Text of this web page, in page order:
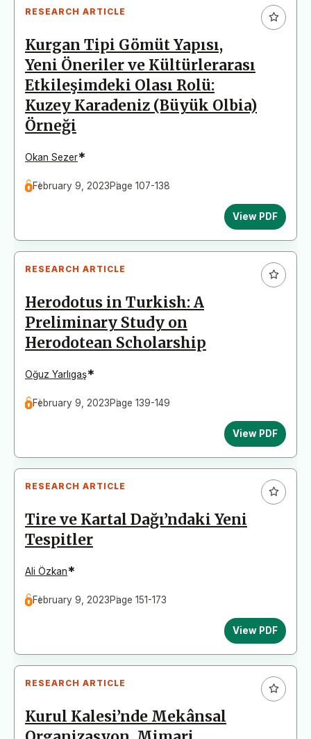
RESEARCH ARTICLE
Kurgan Tipi Gömüt Yapısı,
Yeni Öneriler ve Kültürlerarası
Etkileşimdeki Olası Rolü:
Kuzey Karadeniz (Büyük Olbia)
Örneği
Okan Sezer*
February 9, 2023Page 107-138
View PDF
RESEARCH ARTICLE
Herodotus in Turkish: A
Preliminary Study on
Herodotean Scholarship
Oğuz Yarlıgaş*
February 9, 2023Page 139-149
View PDF
RESEARCH ARTICLE
Tire ve Kartal Dağı’ndaki Yeni
Tespitler
Ali Özkan*
February 9, 2023Page 151-173
View PDF
RESEARCH ARTICLE
Kurul Kalesi’nde Mekânsal